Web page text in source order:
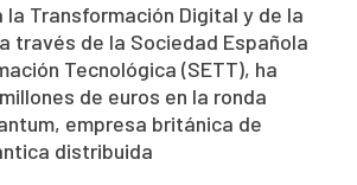
la Transformación Digital y de la
través de la Sociedad Española
Tecnológica (SETT), ha
de euros en la ronda
empresa británica de
distribuida